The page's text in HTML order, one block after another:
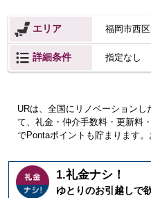
エリア 福岡市西区
詳細条件 指定なし
URは、全国にリノベーション
て、礼金・仲介手数料・更新料
でPontaポイントも貯まります
1.礼金ナシ！
ゆとりのお引越しで